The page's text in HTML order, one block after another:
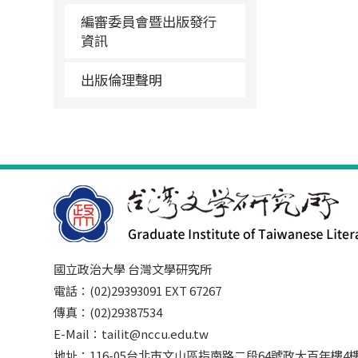
編審委員會暨出版發行
資訊
出版倫理聲明
國立政治大學 台灣文學研究所
電話：(02)29393091 EXT 67267
傳真：(02)29387534
E-Mail：tailit@nccu.edu.tw